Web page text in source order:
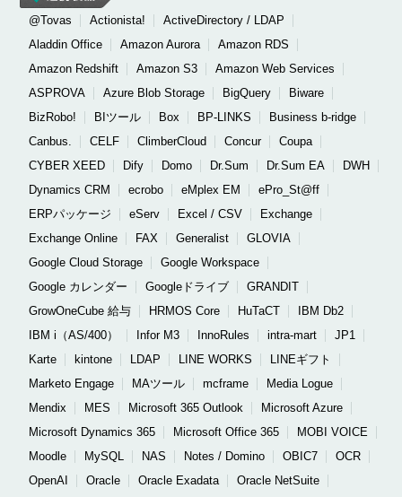
@Tovas Actionista!
ActiveDirectory / LDAP
Aladdin Office
Amazon Aurora
Amazon RDS
Amazon Redshift
Amazon S3
Amazon Web Services
ASPROVA
Azure Blob Storage BigQuery
Biware
BizRobo!
BIツール Box BP-LINKS
Business b-ridge
Canbus.
CELF ClimberCloud Concur
Coupa
CYBER XEED
Dify Domo Dr.Sum Dr.Sum EA
DWH
Dynamics CRM
ecrobo eMplex EM
ePro_St@ff
ERPパッケージ
eServ Excel / CSV
Exchange
Exchange Online
FAX Generalist
GLOVIA
Google Cloud Storage
Google Workspace
Google カレンダー
Googleドライブ
GRANDIT
GrowOneCube 給与
HRMOS Core HuTaCT
IBM Db2
IBM i（AS/400）
Infor M3 InnoRules intra-mart
JP1
Karte
kintone LDAP LINE WORKS
LINEギフト
Marketo Engage
MAツール mcframe
Media Logue
Mendix
MES Microsoft 365 Outlook
Microsoft Azure
Microsoft Dynamics 365
Microsoft Office 365
MOBI VOICE
Moodle
MySQL NAS Notes / Domino OBIC7
OCR
OpenAI
Oracle Oracle Exadata
Oracle NetSuite